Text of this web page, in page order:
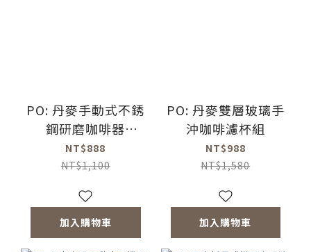
PO: 丹麥手動式不銹
鋼研磨咖啡器
2.0(灰)(陶瓷磨芯)
NT$888
NT$1,100
加入購物車
PO: 丹麥雙層玻璃手
沖咖啡濾杯組
NT$988
NT$1,580
加入購物車